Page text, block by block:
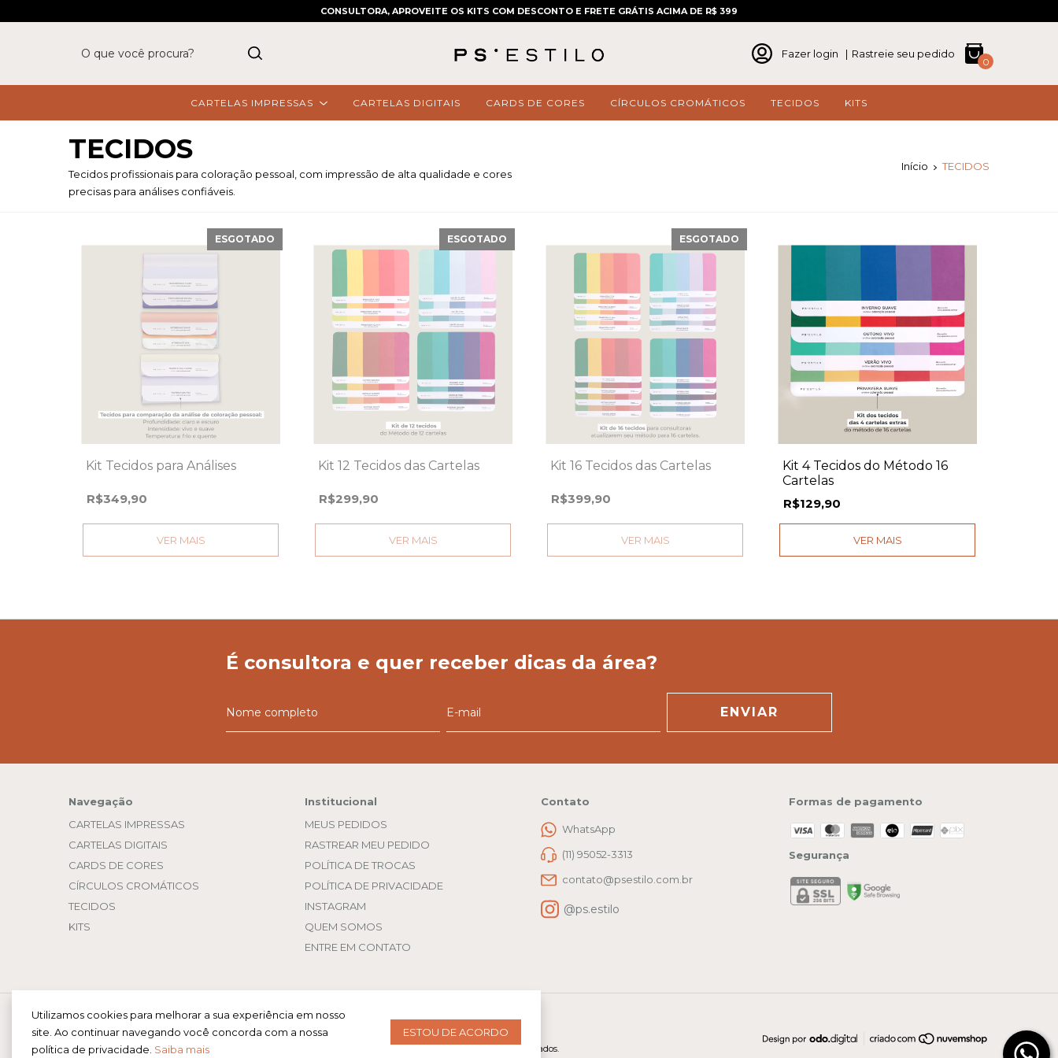
CONSULTORA, APROVEITE OS KITS COM DESCONTO E FRETE GRÁTIS ACIMA DE R$ 399
Fazer login | Rastreie seu pedido
0
CARTELAS IMPRESSAS CARTELAS DIGITAIS CARDS DE CORES CÍRCULOS CROMÁTICOS TECIDOS KITS
TECIDOS
Tecidos profissionais para coloração pessoal, com impressão de alta qualidade e cores
precisas para análises confiáveis.
Início TECIDOS
ESGOTADO
Kit Tecidos para Análises
R$349,90
VER MAIS
ESGOTADO
Kit 12 Tecidos das Cartelas
R$299,90
VER MAIS
ESGOTADO
Kit 16 Tecidos das Cartelas
R$399,90
VER MAIS
Kit 4 Tecidos do Método 16
Cartelas
R$129,90
VER MAIS
É consultora e quer receber dicas da área?
Navegação
CARTELAS IMPRESSAS
CARTELAS DIGITAIS
CARDS DE CORES
CÍRCULOS CROMÁTICOS
TECIDOS
KITS
Institucional
MEUS PEDIDOS
RASTREAR MEU PEDIDO
POLÍTICA DE TROCAS
POLÍTICA DE PRIVACIDADE
INSTAGRAM
QUEM SOMOS
ENTRE EM CONTATO
Contato
WhatsApp
(11) 95052-3313
contato@psestilo.com.br
@ps.estilo
Formas de pagamento
Segurança
TECIDOS- PS Estilo
©2026. PS ESTILO / PAULA SALVADOR CONSULTORIA DE ESTILO LTDA - 41993943000140. Todos os direitos reservados.
Utilizamos cookies para melhorar a sua experiência em nosso
site. Ao continuar navegando você concorda com a nossa
política de privacidade. Saiba mais
ESTOU DE ACORDO